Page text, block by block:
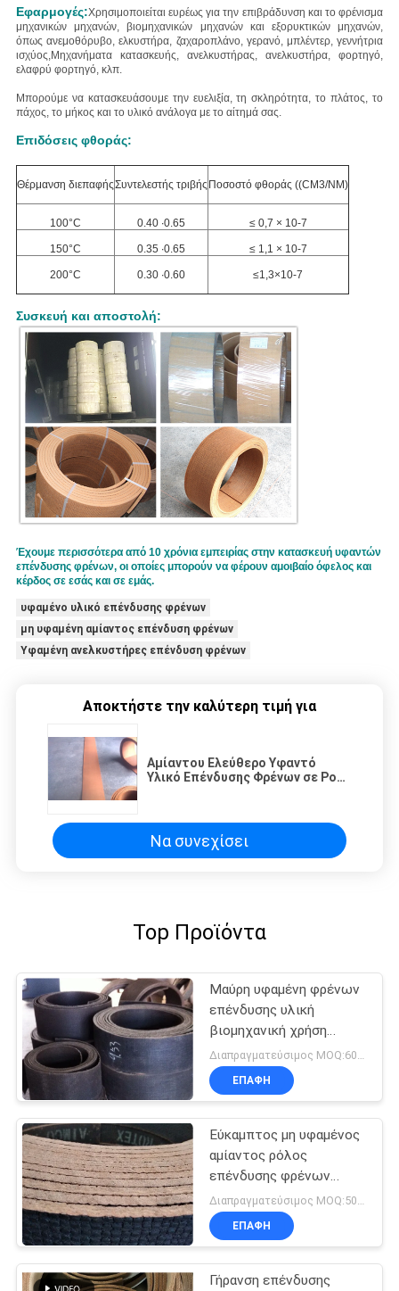
Εφαρμογές:Χρησιμοποιείται ευρέως για την επιβράδυνση και το φρένισμα
μηχανικών μηχανών, βιομηχανικών μηχανών και εξορυκτικών μηχανών,
όπως ανεμοθόρυβο, ελκυστήρα, ζαχαροπλάνο, γερανό, μπλέντερ, γεννήτρια
ισχύος,Μηχανήματα κατασκευής, ανελκυστήρας, ανελκυστήρα, φορτηγό,
ελαφρύ φορτηγό, κλπ.
Μπορούμε να κατασκευάσουμε την ευελιξία, τη σκληρότητα, το πλάτος, το
πάχος, το μήκος και το υλικό ανάλογα με το αίτημά σας.
Επιδόσεις φθοράς:
Θέρμανση διεπαφήςΣυντελεστής τριβής Ποσοστό φθοράς ((CM3/NM)
100°C 0.40 ∙0.65 ≤ 0,7 × 10-7
150°C 0.35 ∙0.65 ≤ 1,1 × 10-7
200°C 0.30 ∙0.60 ≤1,3×10-7
Συσκευή και αποστολή:
Έχουμε περισσότερα από 10 χρόνια εμπειρίας στην κατασκευή υφαντών
επένδυσης φρένων, οι οποίες μπορούν να φέρουν αμοιβαίο όφελος και
κέρδος σε εσάς και σε εμάς.
υφαμένο υλικό επένδυσης φρένων
μη υφαμένη αμίαντος επένδυση φρένων
Υφαμένη ανελκυστήρες επένδυση φρένων
Αποκτήστε την καλύτερη τιμή για
Αμίαντου Ελεύθερο Υφαντό
Υλικό Επένδυσης Φρένων σε Ρολό
Ανελκυστήρες σε Εργοστάσια
Ζάχαρης
Να συνεχίσει
Top Προϊόντα
Μαύρη υφαμένη φρένων
επένδυσης υλική
βιομηχανική χρήση
γερανών ορείχαλκου
ενισχυμένη καλώδιο
ΕΠΑΦΉ
Εύκαμπτος μη υφαμένος
αμίαντος ρόλος
επένδυσης φρένων
τρακτέρ
ΕΠΑΦΉ
Γήρανση επένδυσης